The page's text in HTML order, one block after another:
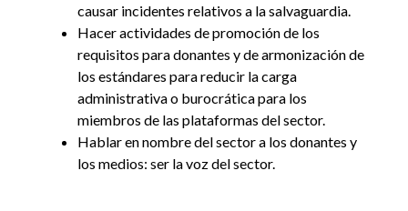
causar incidentes relativos a la salvaguardia.
Hacer actividades de promoción de los
requisitos para donantes y de armonización de
los estándares para reducir la carga
administrativa o burocrática para los
miembros de las plataformas del sector.
Hablar en nombre del sector a los donantes y
los medios: ser la voz del sector.